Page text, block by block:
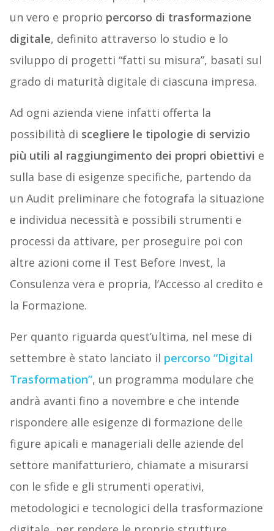
un vero e proprio percorso di trasformazione
digitale, definito attraverso lo studio e lo
sviluppo di progetti “fatti su misura”, basati sul
grado di maturità digitale di ciascuna impresa.
Ad ogni azienda viene infatti offerta la
possibilità di scegliere le tipologie di servizio
più utili al raggiungimento dei propri obiettivi e
sulla base di esigenze specifiche, partendo da
un Audit preliminare che fotografa la situazione
e individua necessità e possibili strumenti e
processi da attivare, per proseguire poi con
altre azioni come il Test Before Invest, la
Consulenza vera e propria, l’Accesso al credito e
la Formazione.
Per quanto riguarda quest’ultima, nel mese di
settembre è stato lanciato il percorso “Digital
Trasformation”, un programma modulare che
andrà avanti fino a novembre e che intende
rispondere alle esigenze di formazione delle
figure apicali e manageriali delle aziende del
settore manifatturiero, chiamate a misurarsi
con le sfide e gli strumenti operativi,
metodologici e tecnologici della trasformazione